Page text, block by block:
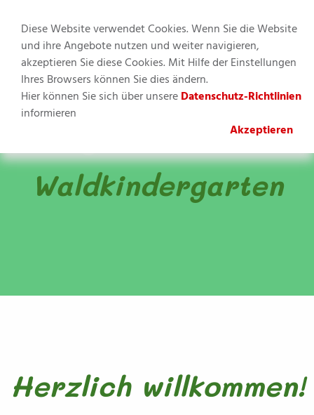
MENU
Diese Website verwendet Cookies. Wenn Sie die Website
und ihre Angebote nutzen und weiter navigieren,
akzeptieren Sie diese Cookies. Mit Hilfe der Einstellungen
Ihres Browsers können Sie dies ändern.
Hier können Sie sich über unsereDatenschutz-Richtlinien
informieren
Akzeptieren
Sie befinden sich
hier: Kinderbetreuung
Waldkindergarten
Herzlich willkommen!